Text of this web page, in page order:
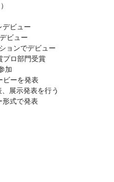
デビュー
ビュー
ョンでデビュー
プロ部門受賞
加
ビーを発表
展示発表を行う
形式で発表